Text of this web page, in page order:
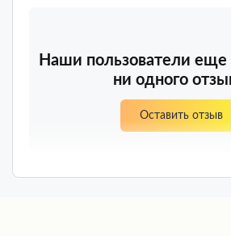
Наши пользователи еще
ни одного
Оставить отзыв